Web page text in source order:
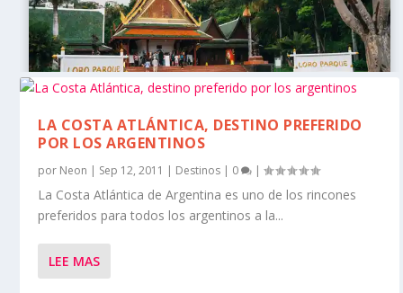
LA COSTA ATLÁNTICA, DESTINO PREFERIDO
POR LOS ARGENTINOS
por Neon | Sep 12, 2011 | Destinos | 0 |
La Costa Atlántica de Argentina es uno de los rincones
preferidos para todos los argentinos a la...
LEE MAS